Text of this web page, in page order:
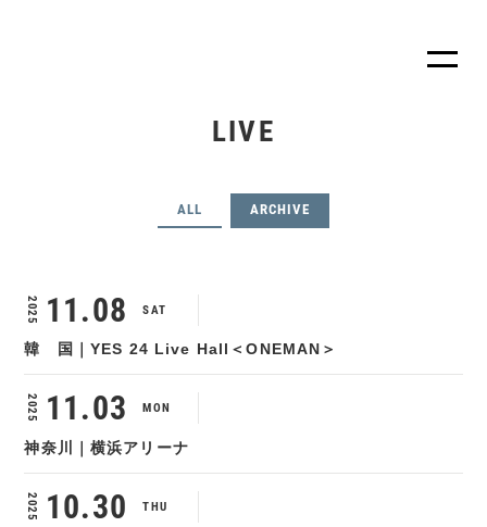
LIVE
ALL ARCHIVE
2025 11.08 SAT
韓 国｜YES 24 Live Hall＜ONEMAN＞
2025 11.03 MON
神奈川｜横浜アリーナ
2025 10.30 THU